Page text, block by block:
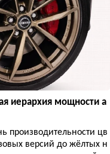
иерархия мощности а
производительности цв
версий до жёлтых н